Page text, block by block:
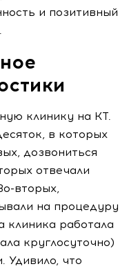
и позитивный
клинику на КТ.
в которых
, дозвониться
отвечали
вторых,
на процедуру
клиника работала
круглосуточно)
Удивило, что